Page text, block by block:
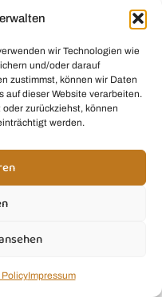
wir Technologien wie
und/oder darauf
zustimmst, können wir Daten
auf dieser Website verarbeiten.
zurückziehst, können
werden.
Impressum
nächste Level mit
der dekadent
verwandelt.
zu unseren
dir zu hören! 💚